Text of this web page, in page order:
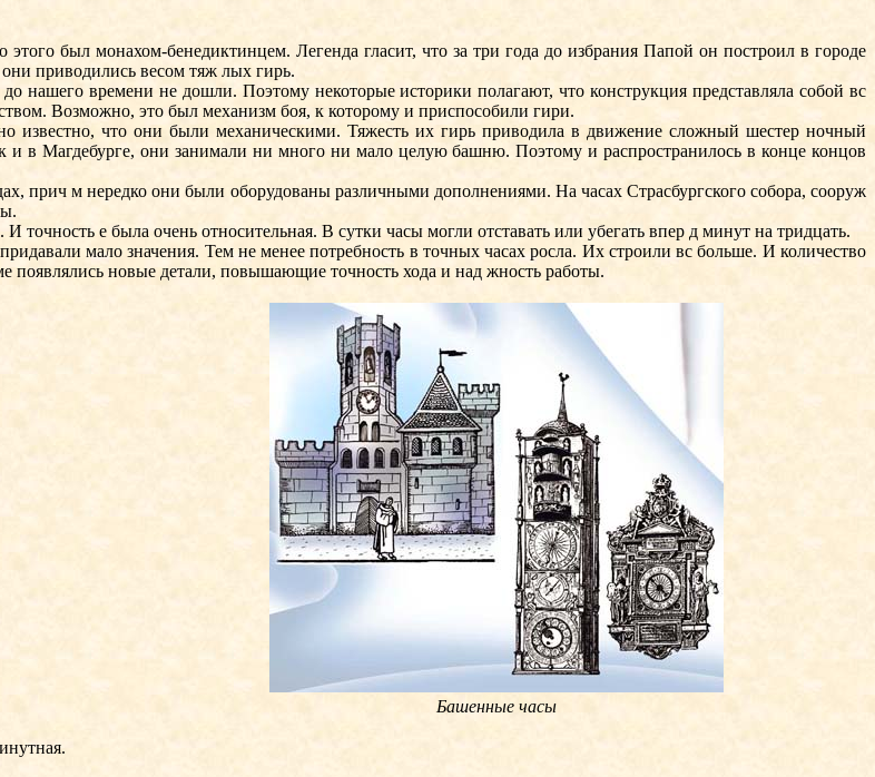
был монахом-бенедиктинцем. Легенда гласит, что за три года до избрания Папой он построил в городе
приводились весом тяж лых гирь.
времени не дошли. Поэтому некоторые историки полагают, что конструкция представляла собой вс
Возможно, это был механизм боя, к которому и приспособили гири.
что они были механическими. Тяжесть их гирь приводила в движение сложный шестер ночный
в Магдебурге, они занимали ни много ни мало целую башню. Поэтому и распространилось в конце концов
прич м нередко они были оборудованы различными дополнениями. На часах Страсбургского собора, сооруж
е была очень относительная. В сутки часы могли отставать или убегать впер д минут на тридцать.
мало значения. Тем не менее потребность в точных часах росла. Их строили вс больше. И количество
появлялись новые детали, повышающие точность хода и над жность работы.
Башенные часы